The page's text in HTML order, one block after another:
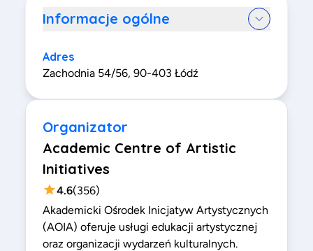
Informacje ogólne
Adres
Zachodnia 54/56, 90-403 Łódź
Organizator
Academic Centre of Artistic
Initiatives
4.6(356)
Akademicki Ośrodek Inicjatyw Artystycznych
(AOIA) oferuje usługi edukacji artystycznej
oraz organizacji wydarzeń kulturalnych.